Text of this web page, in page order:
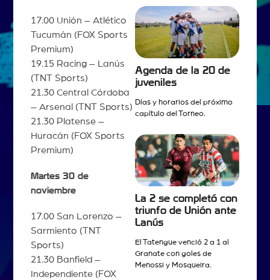
17.00 Unión – Atlético
Tucumán (FOX Sports
Premium)
19.15 Racing – Lanús
(TNT Sports)
21.30 Central Córdoba
– Arsenal (TNT Sports)
21.30 Platense –
Huracán (FOX Sports
Premium)
Martes 30 de
noviembre
17.00 San Lorenzo –
Sarmiento (TNT
Sports)
21.30 Banfield –
Independiente (FOX
Agenda de la 20 de
juveniles
Días y horarios del próximo
capítulo del Torneo.
La 2 se completó con
triunfo de Unión ante
Lanús
El Tatengue venció 2 a 1 al
Granate con goles de
Menossi y Mosqueira.